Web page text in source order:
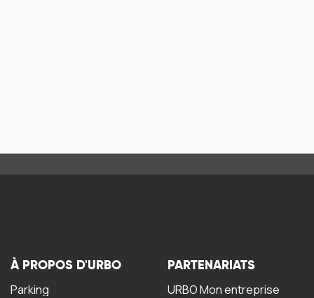
À PROPOS D'URBO
Parking
PARTENARIATS
URBO Mon entreprise